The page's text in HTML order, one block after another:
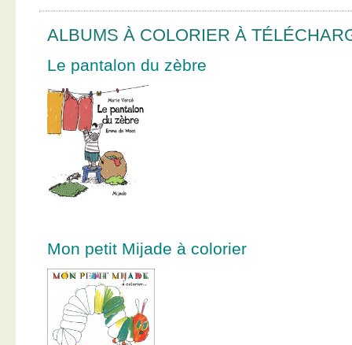
ALBUMS À COLORIER À
Le pantalon du zèbre
Mon petit Mijade à colorier